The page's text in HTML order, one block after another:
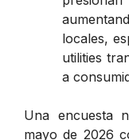
locales,
utilities
a
Una encuesta
mayo de 2026